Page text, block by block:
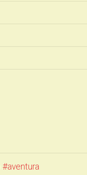
aventura